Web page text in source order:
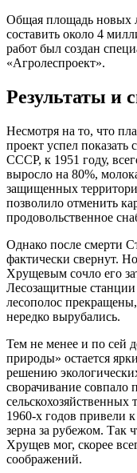
Общая площадь новых
составить около 4
работ был создан
«Агролеспроект».
Результаты и
Несмотря на то, что
проект успел
СССР, к 1951 году,
выросло на 80%,
защищенных
позволило отменить
продовольственное
Однако после смерти
фактически свернут.
Хрущевым сочло его
Лесозащитные
лесополос
нередко вырубались.
Тем не менее и по сей
природы» остается
решению
сворачивание совпало
1960-х годов привели
зерна за рубежом. Так
Хрущев мог, скорее
соображений.